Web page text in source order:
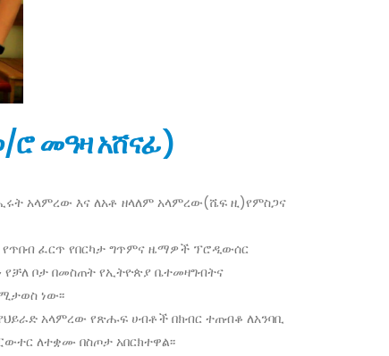
ሮ መዓዛ አሸናፊ)
አላምረው እና ለአቶ ዘላለም አላምረው(ሼፍ ዚ)የምስጋና
ፈርጥ የበርካታ ግጥምና ዜማዎች ፕሮዲውሰር
ቦታ በመስጠት የኢትዮጵያ ቤተመዛግብትና
ነው፡፡
አላምረው የጽሑፍ ሀብቶች በክብር ተጠብቆ ለአንባቢ
ለተቋሙ በስጦታ አበርክተዋል፡፡